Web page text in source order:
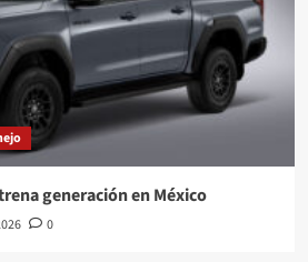
generación en México
0